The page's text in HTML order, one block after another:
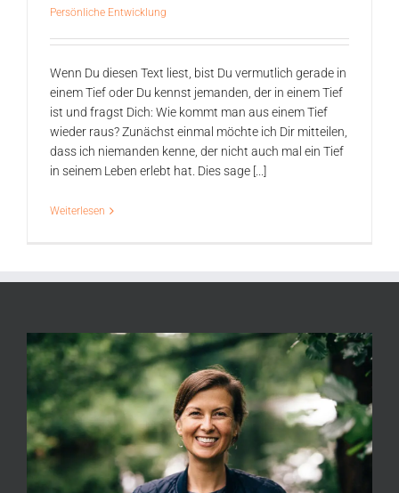
Persönliche Entwicklung
Wenn Du diesen Text liest, bist Du vermutlich gerade in
einem Tief oder Du kennst jemanden, der in einem Tief
ist und fragst Dich: Wie kommt man aus einem Tief
wieder raus? Zunächst einmal möchte ich Dir mitteilen,
dass ich niemanden kenne, der nicht auch mal ein Tief
in seinem Leben erlebt hat. Dies sage [...]
Weiterlesen